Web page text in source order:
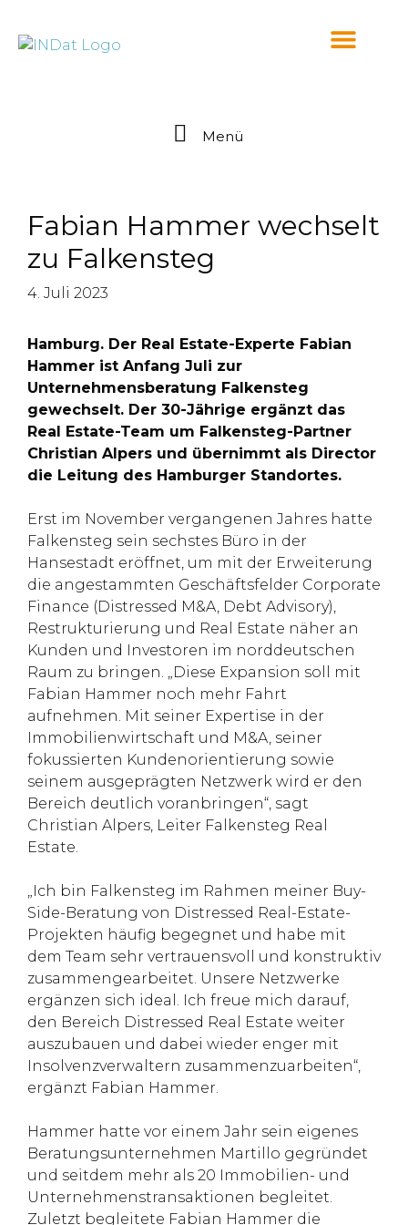
Menü
Fabian Hammer wechselt
zu Falkensteg
4. Juli 2023
Hamburg. Der Real Estate-Experte Fabian
Hammer ist Anfang Juli zur
Unternehmensberatung Falkensteg
gewechselt. Der 30-Jährige ergänzt das
Real Estate-Team um Falkensteg-Partner
Christian Alpers und übernimmt als Director
die Leitung des Hamburger Standortes.
Erst im November vergangenen Jahres hatte
Falkensteg sein sechstes Büro in der
Hansestadt eröffnet, um mit der Erweiterung
die angestammten Geschäftsfelder Corporate
Finance (Distressed M&A, Debt Advisory),
Restrukturierung und Real Estate näher an
Kunden und Investoren im norddeutschen
Raum zu bringen. „Diese Expansion soll mit
Fabian Hammer noch mehr Fahrt
aufnehmen. Mit seiner Expertise in der
Immobilienwirtschaft und M&A, seiner
fokussierten Kundenorientierung sowie
seinem ausgeprägten Netzwerk wird er den
Bereich deutlich voranbringen“, sagt
Christian Alpers, Leiter Falkensteg Real
Estate.
„Ich bin Falkensteg im Rahmen meiner Buy-
Side-Beratung von Distressed Real-Estate-
Projekten häufig begegnet und habe mit
dem Team sehr vertrauensvoll und konstruktiv
zusammengearbeitet. Unsere Netzwerke
ergänzen sich ideal. Ich freue mich darauf,
den Bereich Distressed Real Estate weiter
auszubauen und dabei wieder enger mit
Insolvenzverwaltern zusammenzuarbeiten“,
ergänzt Fabian Hammer.
Hammer hatte vor einem Jahr sein eigenes
Beratungsunternehmen Martillo gegründet
und seitdem mehr als 20 Immobilien- und
Unternehmenstransaktionen begleitet.
Zuletzt begleitete Fabian Hammer die